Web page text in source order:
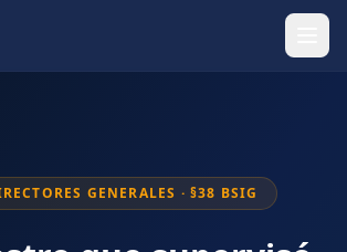
GENERALES · §38 BSIG